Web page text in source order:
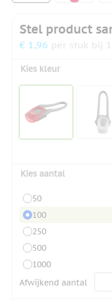
Stel product
€ 1,96 per stuk bij
Kies kleur
Kies aantal
50
100
250
500
1000
Afwijkend aantal